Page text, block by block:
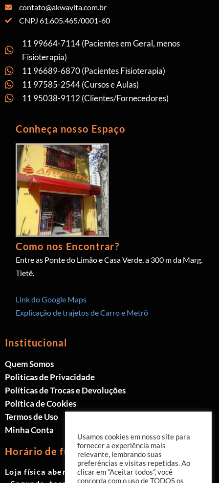
contato@akwavita.com.br
CNPJ 61.605.465/0001-60
11 99664-7114 (Pacientes em Geral, menos
Fisioterapia)
11 96689-6870 (Pacientes Fisioterapia)
11 97585-2544 (Cursos e Aulas)
11 95038-9112 (Clientes/Fornecedores)
Conheça nosso Espaço
Como nos Encontrar?
Entre as Ponte do Limão e Casa Verde, a 300 m da Marg.
Tietê.
Link do Google Maps
Explicação de trajetos de Carro e Metrô
Institucional
Quem Somos
Politicas de Privacidade
Políticas de Trocas e Devoluções
Política de Cookies
Termos de Uso
Minha Conta
Horário de funcionamento
Loja física aberta de Segunda à Sábado.
Usamos cookies em nosso site para
fornecer a experiência mais
relevante, lembrando suas
preferências e visitas repetidas. Ao
clicar em “Aceitar todos”, você
concorda com o uso de TODOS os